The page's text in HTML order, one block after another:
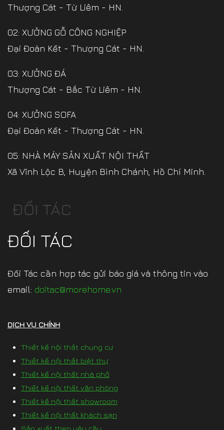
Thượng Cát - Từ Liêm - HN.
02: XƯỞNG GỖ CÔNG NGHIỆP
Đại Đoàn Kết - Thượng Cát - HN.
03: XƯỞNG ĐÁ
Thượng Cát - Bắc Từ Liêm - HN.
04: XƯỞNG SOFA
Đại Đoàn Kết - Thượng Cát - HN.
05: NHÀ MÁY SẢN XUẤT NỘI THẤT
Xã Vĩnh Lộc B, Huyện Bình Chánh, Hồ Chí Minh.
ĐỐI TÁC
ĐỐI TÁC
Đối Tác cần hợp tác gửi báo giá và thông tin vào
email: doitac@morehome.vn
DỊCH VỤ CHÍNH
Thiết kế nội thất chung cư
Thiết kế nội thất biệt thự
Thiết kế nội thất nhà phố
Thiết kế nội thất văn phòng
Thiết kế nội thất showroom
Thiết kế nội thất khách sạn